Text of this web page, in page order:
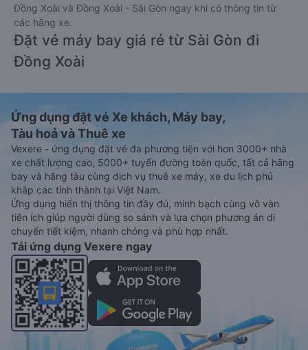
Đồng Xoài và Đồng Xoài - Sài Gòn ngay khi có thông tin từ
các hãng xe.
Đặt vé máy bay giá rẻ từ Sài Gòn đi
Đồng Xoài
Ứng dụng đặt vé Xe khách, Máy bay,
Tàu hoả và Thuê xe
Vexere - ứng dụng đặt vé đa phương tiện với hơn 3000+ nhà
xe chất lượng cao, 5000+ tuyến đường toàn quốc, tất cả hãng
bay và hãng tàu cùng dịch vụ thuê xe máy, xe du lịch phủ
khắp các tỉnh thành tại Việt Nam.
Ứng dụng hiển thị thông tin đầy đủ, minh bạch cùng vô vàn
tiện ích giúp người dùng so sánh và lựa chọn phương án di
chuyển tiết kiệm, nhanh chóng và phù hợp nhất.
Tải ứng dụng Vexere ngay